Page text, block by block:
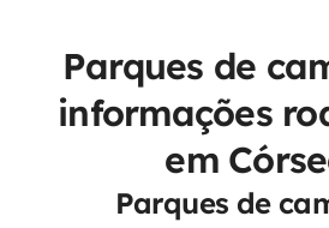
Parques de
informações
em
Parques de